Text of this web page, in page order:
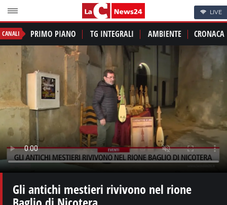
LIVE
CANALI PRIMO PIANO TG INTEGRALI AMBIENTE CRONACA
Gli antichi mestieri rivivono nel rione